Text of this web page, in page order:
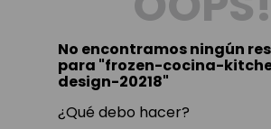
toy story
No encontramos ningún
para "frozen-cocina-
design-20218"
¿Qué debo hacer?